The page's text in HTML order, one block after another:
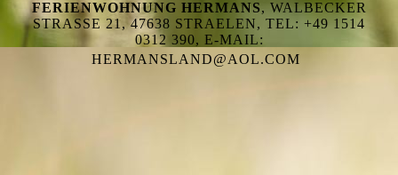
FERIENWOHNUNG HERMANS, WALBECKER
STRASSE 21, 47638 STRAELEN, TEL: +49 1514 0
312 390, E-MAIL: H
ERMANSLAND@AOL.COM